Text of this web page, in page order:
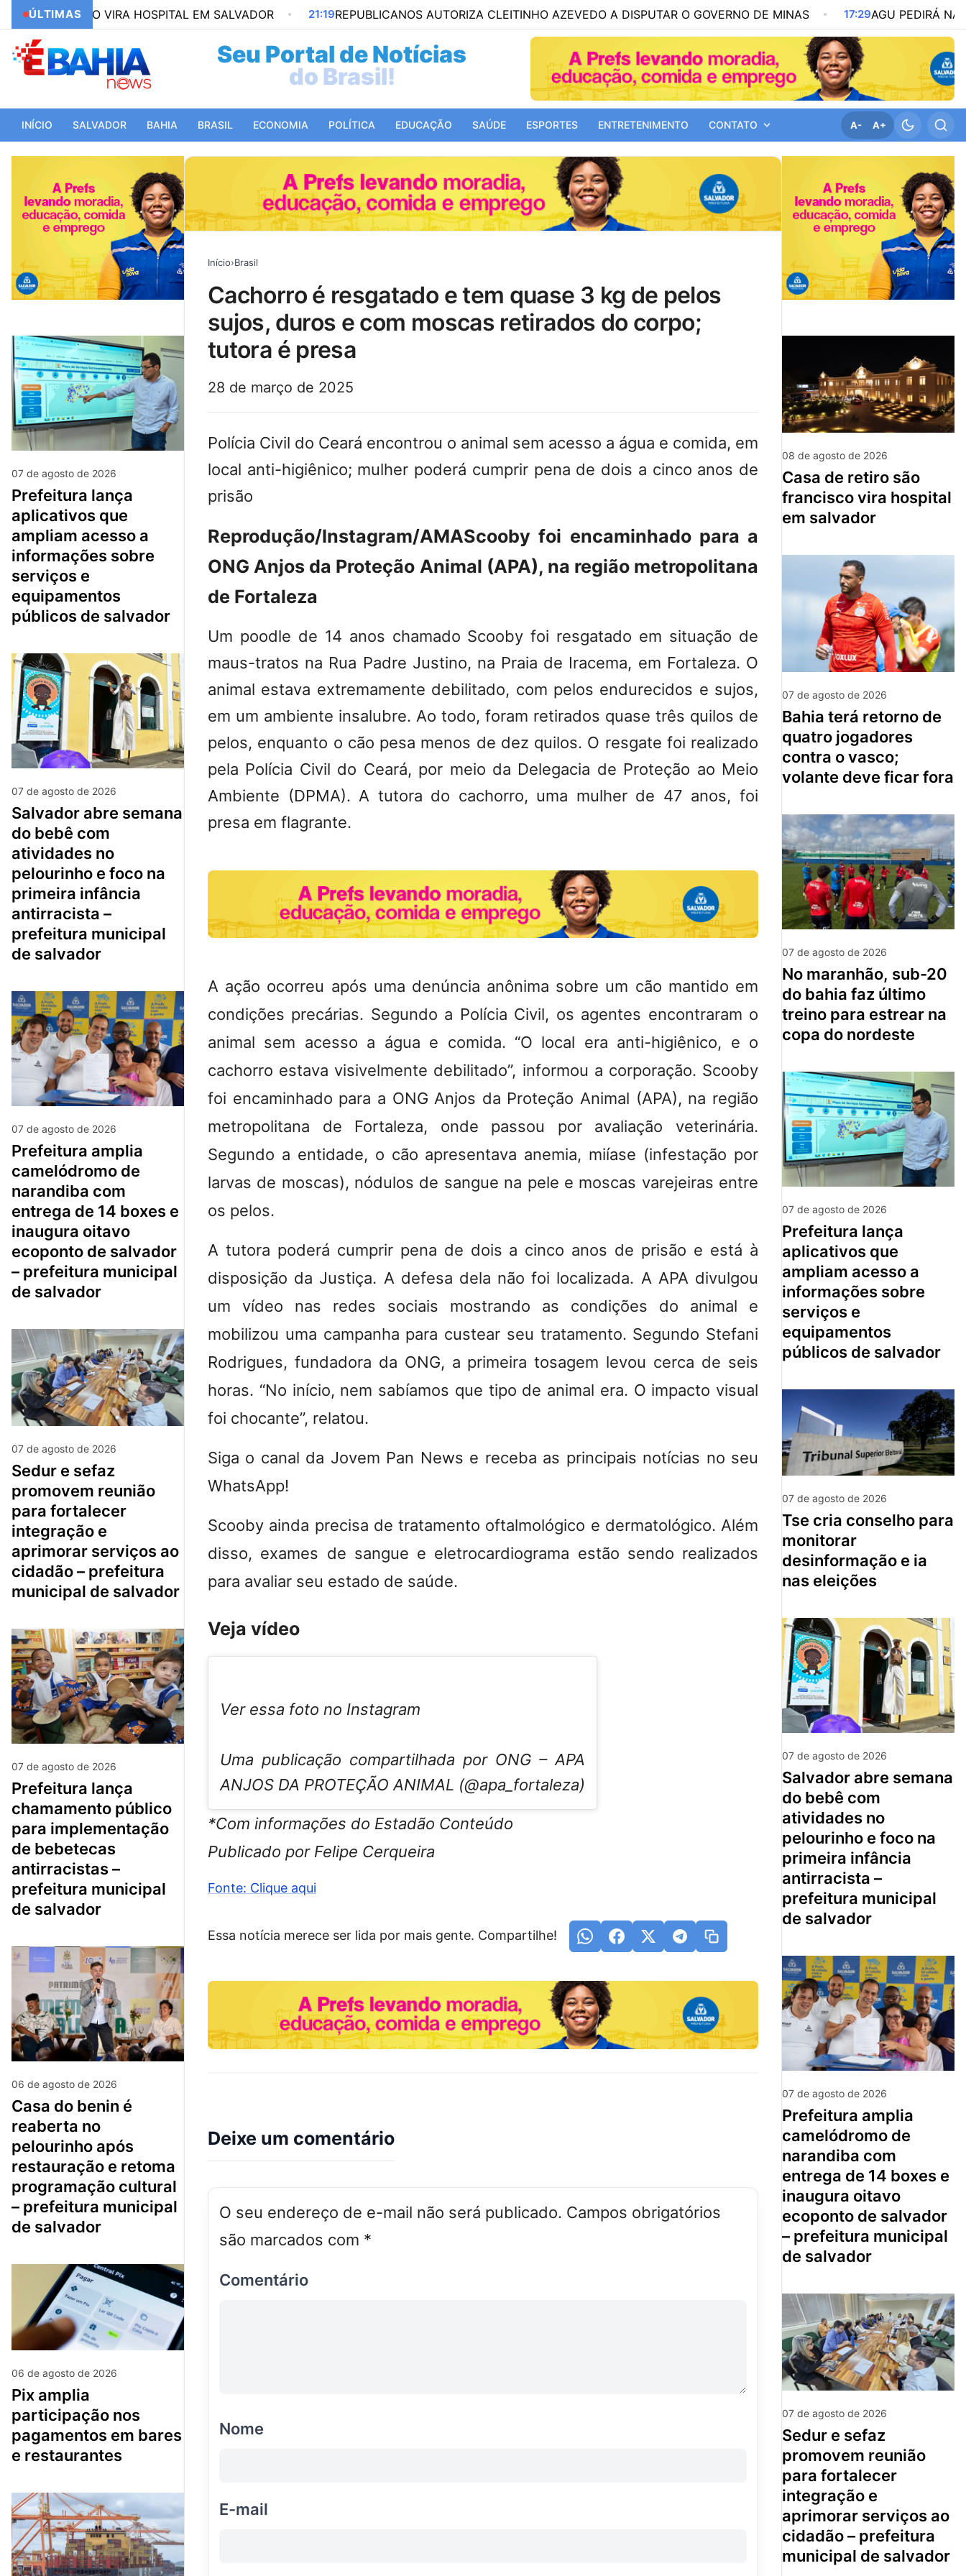
ÚLTIMAS
VIRA HOSPITAL EM SALVADOR 21:19 REPUBLICANOS AUTORIZA CLEITINHO AZEVEDO A DISPUTAR O GOVERNO DE MINAS 17:29 AGU PEDIRÁ NA JUSTIÇA
Seu Portal de Notícias
do Mundo!
INÍCIO SALVADOR BAHIA BRASIL ECONOMIA POLÍTICA EDUCAÇÃO SAÚDE ESPORTES ENTRETENIMENTO CONTATO A- A+
07 de agosto de 2026
prefeitura lança
aplicativos que
ampliam acesso a
informações sobre
serviços e
equipamentos
públicos de salvador
07 de agosto de 2026
salvador abre semana
do bebê com
atividades no
pelourinho e foco na
primeira infância
antirracista –
prefeitura municipal
de salvador
07 de agosto de 2026
prefeitura amplia
camelódromo de
narandiba com
entrega de 14 boxes e
inaugura oitavo
ecoponto de salvador
– prefeitura municipal
de salvador
07 de agosto de 2026
sedur e sefaz
promovem reunião
para fortalecer
integração e
aprimorar serviços ao
cidadão – prefeitura
municipal de salvador
07 de agosto de 2026
prefeitura lança
chamamento público
para implementação
de bebetecas
antirracistas –
prefeitura municipal
de salvador
06 de agosto de 2026
casa do benin é
reaberta no
pelourinho após
restauração e retoma
programação cultural
– prefeitura municipal
de salvador
06 de agosto de 2026
pix amplia
participação nos
pagamentos em bares
e restaurantes
Início›Brasil
cachorro é resgatado e tem quase 3 kg de pelos
sujos, duros e com moscas retirados do corpo;
tutora é presa
28 de março de 2025
Polícia Civil do Ceará encontrou o animal sem acesso a água e comida, em
local anti-higiênico; mulher poderá cumprir pena de dois a cinco anos de
prisão
Reprodução/Instagram/AMAScooby foi encaminhado para a
ONG Anjos da Proteção Animal (APA), na região metropolitana
de Fortaleza
Um poodle de 14 anos chamado Scooby foi resgatado em situação de
maus-tratos na Rua Padre Justino, na Praia de Iracema, em Fortaleza. O
animal estava extremamente debilitado, com pelos endurecidos e sujos,
em um ambiente insalubre. Ao todo, foram retirados quase três quilos de
pelos, enquanto o cão pesa menos de dez quilos. O resgate foi realizado
pela Polícia Civil do Ceará, por meio da Delegacia de Proteção ao Meio
Ambiente (DPMA). A tutora do cachorro, uma mulher de 47 anos, foi
presa em flagrante.
A ação ocorreu após uma denúncia anônima sobre um cão mantido em
condições precárias. Segundo a Polícia Civil, os agentes encontraram o
animal sem acesso a água e comida. “O local era anti-higiênico, e o
cachorro estava visivelmente debilitado”, informou a corporação. Scooby
foi encaminhado para a ONG Anjos da Proteção Animal (APA), na região
metropolitana de Fortaleza, onde passou por avaliação veterinária.
Segundo a entidade, o cão apresentava anemia, miíase (infestação por
larvas de moscas), nódulos de sangue na pele e moscas varejeiras entre
os pelos.
A tutora poderá cumprir pena de dois a cinco anos de prisão e está à
disposição da Justiça. A defesa dela não foi localizada. A APA divulgou
um vídeo nas redes sociais mostrando as condições do animal e
mobilizou uma campanha para custear seu tratamento. Segundo Stefani
Rodrigues, fundadora da ONG, a primeira tosagem levou cerca de seis
horas. “No início, nem sabíamos que tipo de animal era. O impacto visual
foi chocante”, relatou.
Siga o canal da Jovem Pan News e receba as principais notícias no seu
WhatsApp!
Scooby ainda precisa de tratamento oftalmológico e dermatológico. Além
disso, exames de sangue e eletrocardiograma estão sendo realizados
para avaliar seu estado de saúde.
Veja vídeo
Ver essa foto no Instagram
Uma publicação compartilhada por ONG – APA
ANJOS DA PROTEÇÃO ANIMAL (@apa_fortaleza)
*Com informações do Estadão Conteúdo
Publicado por Felipe Cerqueira
Fonte: Clique aqui
Essa notícia merece ser lida por mais gente. Compartilhe!
Deixe um comentário
O seu endereço de e-mail não será publicado. Campos obrigatórios
são marcados com *
Comentário
Nome
E-mail
08 de agosto de 2026
casa de retiro são
francisco vira hospital
em salvador
07 de agosto de 2026
bahia terá retorno de
quatro jogadores
contra o vasco;
volante deve ficar fora
07 de agosto de 2026
no maranhão, sub-20
do bahia faz último
treino para estrear na
copa do nordeste
07 de agosto de 2026
prefeitura lança
aplicativos que
ampliam acesso a
informações sobre
serviços e
equipamentos
públicos de salvador
07 de agosto de 2026
tse cria conselho para
monitorar
desinformação e ia
nas eleições
07 de agosto de 2026
salvador abre semana
do bebê com
atividades no
pelourinho e foco na
primeira infância
antirracista –
prefeitura municipal
de salvador
07 de agosto de 2026
prefeitura amplia
camelódromo de
narandiba com
entrega de 14 boxes e
inaugura oitavo
ecoponto de salvador
– prefeitura municipal
de salvador
07 de agosto de 2026
sedur e sefaz
promovem reunião
para fortalecer
integração e
aprimorar serviços ao
cidadão – prefeitura
municipal de salvador